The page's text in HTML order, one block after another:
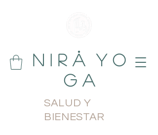
N i r å Y o
g a
SALUD Y
BIENESTAR